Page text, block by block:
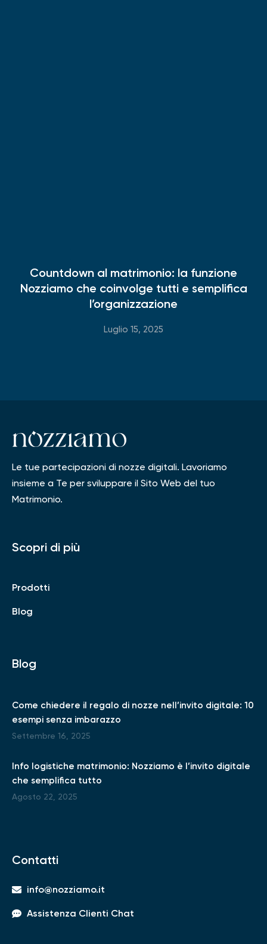
Countdown al matrimonio: la funzione
Nozziamo che coinvolge tutti e semplifica
l’organizzazione
Luglio 15, 2025
Le tue partecipazioni di nozze digitali. Lavoriamo
insieme a Te per sviluppare il Sito Web del tuo
Matrimonio.
Scopri di più
Prodotti
Blog
Blog
Come chiedere il regalo di nozze nell’invito digitale: 10
esempi senza imbarazzo
Settembre 16, 2025
Info logistiche matrimonio: Nozziamo è l’invito digitale
che semplifica tutto
Agosto 22, 2025
Contatti
info@nozziamo.it
Assistenza Clienti Chat